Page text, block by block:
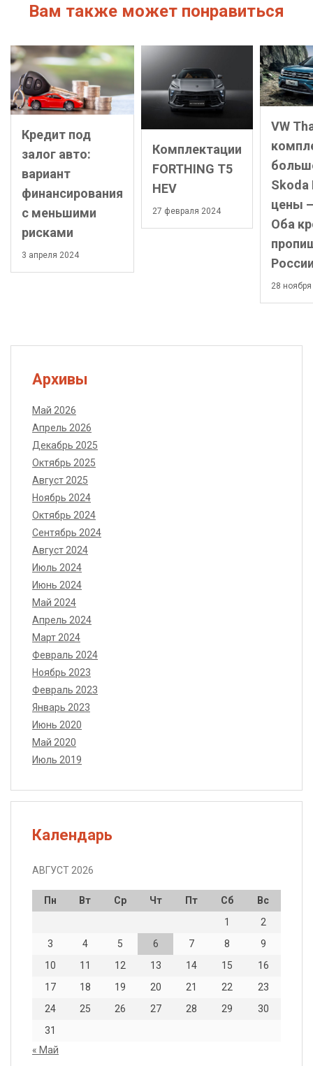
Вам также может понравиться
Кредит под
залог авто:
вариант
финансирования
с меньшими
рисками
3 апреля 2024
Комплектации
FORTHING T5
HEV
27 февраля 2024
VW
Skoda
цены
Оба
28
Архивы
Май 2026
Апрель 2026
Декабрь 2025
Октябрь 2025
Август 2025
Ноябрь 2024
Октябрь 2024
Сентябрь 2024
Август 2024
Июль 2024
Июнь 2024
Май 2024
Апрель 2024
Март 2024
Февраль 2024
Ноябрь 2023
Февраль 2023
Январь 2023
Июнь 2020
Май 2020
Июль 2019
Календарь
АВГУСТ 2026
Пн Вт Ср Чт Пт Сб
Вс
1
2
3
4 5 6 7 8
9
10
11 12 13 14 15
16
17
18 19 20 21 22
23
24
25 26 27 28 29
30
31
« Май